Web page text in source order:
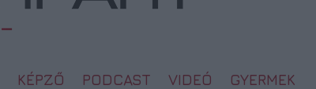
KÉPZŐ PODCAST VIDEÓ GYERMEK